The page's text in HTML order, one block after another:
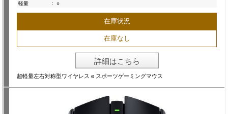
軽量
: ○
在庫状況
在庫なし
詳細はこちら
超軽量左右対称型ワイヤレス e スポーツゲーミングマウス